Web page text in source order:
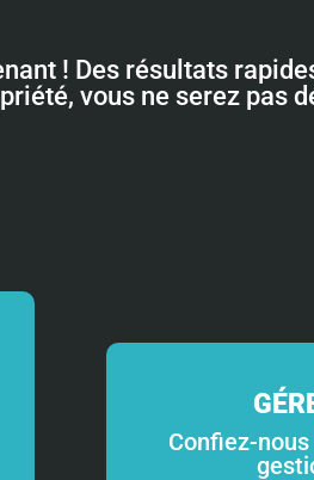
! Des résultats
vous ne serez pas
Confiez-